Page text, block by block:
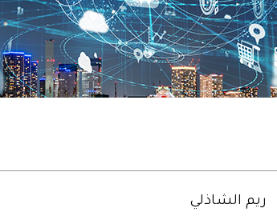
ريم الشاذلي